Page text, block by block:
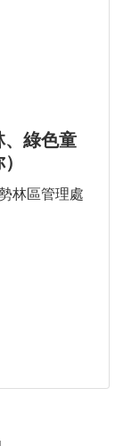
、綠色童
林區管理處